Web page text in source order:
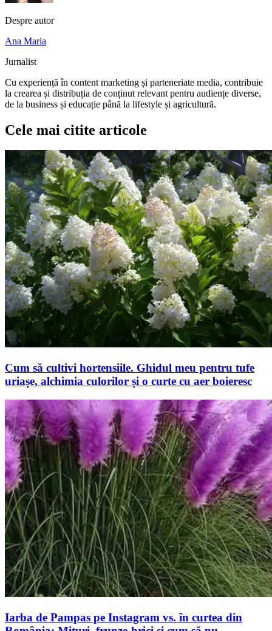
Despre autor
Ana Maria
Jurnalist
Cu experiență în content marketing și parteneriate media, contribuie
la crearea și distribuția de conținut relevant pentru audiențe diverse,
de la business și educație până la lifestyle și agricultură.
Cele mai citite articole
Cum să cultivi hortensiile. Ghidul meu pentru tufe
uriașe, alchimia culorilor și o curte cu aer boieresc
Iarba de Pampas pe Instagram vs. în curtea din